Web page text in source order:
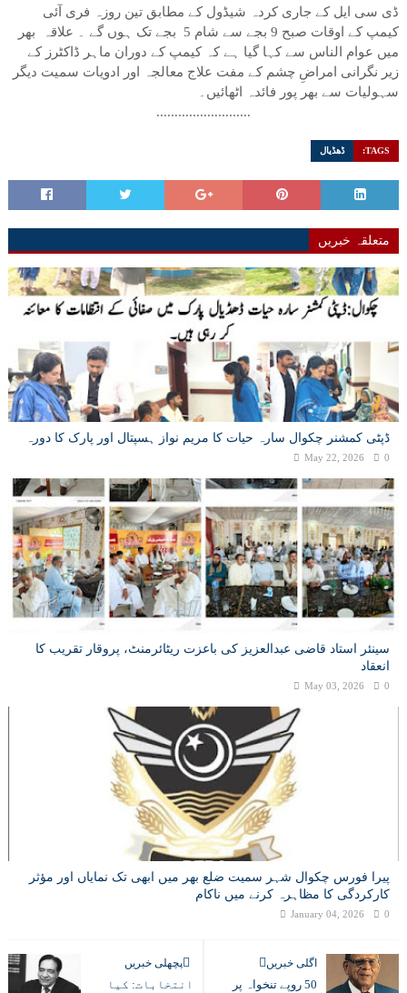
ڈی سی ایل کے جاری کردہ شیڈول کے مطابق تین روزہ فری آئی
کیمپ کے اوقات صبح 9 بجے سے شام 5 بجے تک ہوں گے ۔ علاقہ بھر
میں عوام الناس سے کہا گیا ہے کہ کیمپ کے دوران ماہر ڈاکٹرز کے
زیر نگرانی امراضِ چشم کے مفت علاج معالجہ اور ادویات سمیت دیگر
سہولیات سے بھر پور فائدہ اٹھائیں۔
..........................
TAGS: ڈھڈیال
متعلقہ خبریں
ڈپٹی کمشنر چکوال سارہ حیات کا مریم نواز ہسپتال اور پارک کا دورہ
May 22, 2026 0
سینئر استاد قاضی عبدالعزیز کی باعزت ریٹائرمنٹ، پروقار تقریب کا
انعقاد
May 03, 2026 0
پیرا فورس چکوال شہر سمیت ضلع بھر میں ابھی تک نمایاں اور مؤثر
کارکردگی کا مظاہرہ کرنے میں ناکام
January 04, 2026 0
اگلی خبریں
50 روپے تنخواہ پر
پچھلی خبریں
انتخابات: کیا